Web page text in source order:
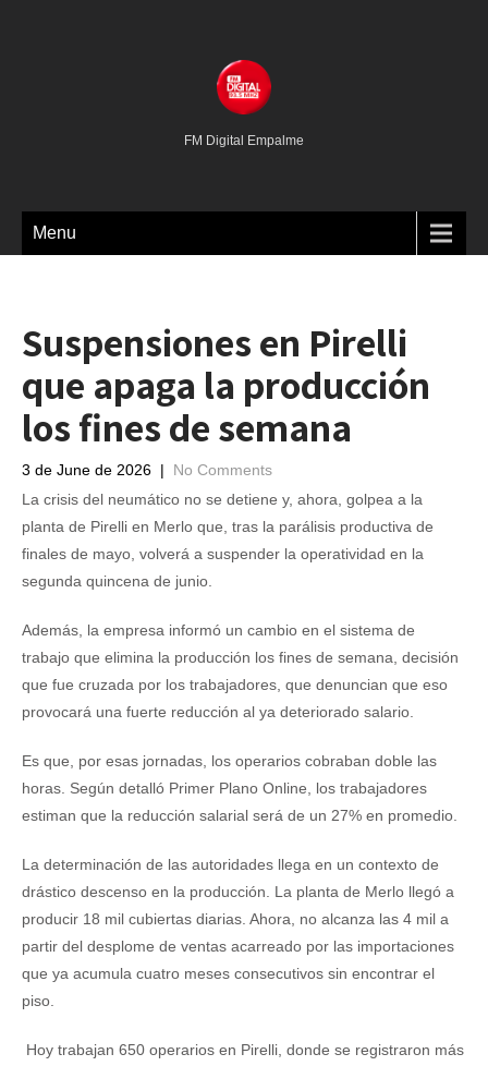
FM Digital Empalme
Menu
Suspensiones en Pirelli
que apaga la producción
los fines de semana
3 de June de 2026 | No Comments
La crisis del neumático no se detiene y, ahora, golpea a la
planta de Pirelli en Merlo que, tras la parálisis productiva de
finales de mayo, volverá a suspender la operatividad en la
segunda quincena de junio.
Además, la empresa informó un cambio en el sistema de
trabajo que elimina la producción los fines de semana, decisión
que fue cruzada por los trabajadores, que denuncian que eso
provocará una fuerte reducción al ya deteriorado salario.
Es que, por esas jornadas, los operarios cobraban doble las
horas. Según detalló Primer Plano Online, los trabajadores
estiman que la reducción salarial será de un 27% en promedio.
La determinación de las autoridades llega en un contexto de
drástico descenso en la producción. La planta de Merlo llegó a
producir 18 mil cubiertas diarias. Ahora, no alcanza las 4 mil a
partir del desplome de ventas acarreado por las importaciones
que ya acumula cuatro meses consecutivos sin encontrar el
piso.
Hoy trabajan 650 operarios en Pirelli, donde se registraron más